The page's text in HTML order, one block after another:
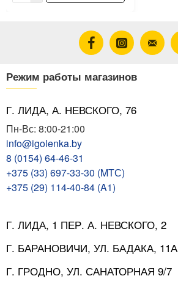
Режим работы магазинов
Г. ЛИДА, А. НЕВСКОГО, 76
Пн-Вс: 8:00-21:00
info@igolenka.by
8 (0154) 64-46-31
+375 (33) 697-33-30 (MТС)
+375 (29) 114-40-84 (A1)
Г. ЛИДА, 1 ПЕР. А. НЕВСКОГО, 2
Г. БАРАНОВИЧИ, УЛ. БАДАКА, 11А
Г. ГРОДНО, УЛ. САНАТОРНАЯ 9/7